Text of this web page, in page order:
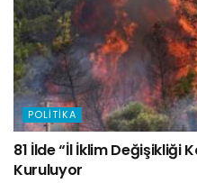
POLITIKA
81 İlde “İl İklim Değişikliği
Kuruluyor